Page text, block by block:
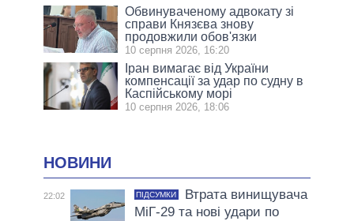
Обвинуваченому адвокату зі
справи Князєва знову
продовжили обов'язки
10 серпня 2026, 16:20
Іран вимагає від України
компенсації за удар по судну в
Каспійському морі
10 серпня 2026, 18:06
НОВИНИ
22:02 ПІДСУМКИ
Втрата винищувача
МіГ-29 та нові удари по